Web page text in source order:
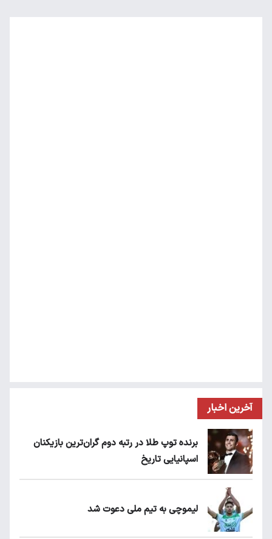
آخرین اخبار
برنده توپ طلا در رتبه دوم گران‌ترین بازیکنان
اسپانیایی تاریخ
لیموچی به تیم ملی دعوت شد